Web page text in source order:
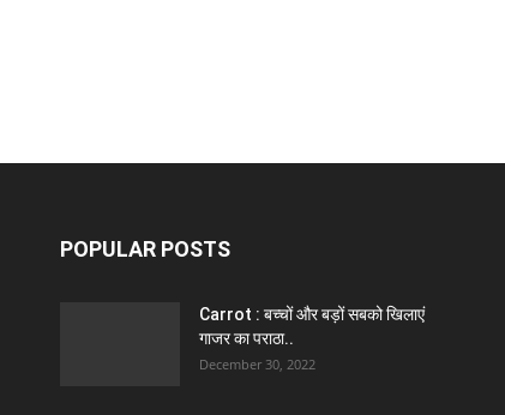
POPULAR POSTS
Carrot : बच्चों और बड़ों सबको खिलाएं
गाजर का पराठा..
December 30, 2022